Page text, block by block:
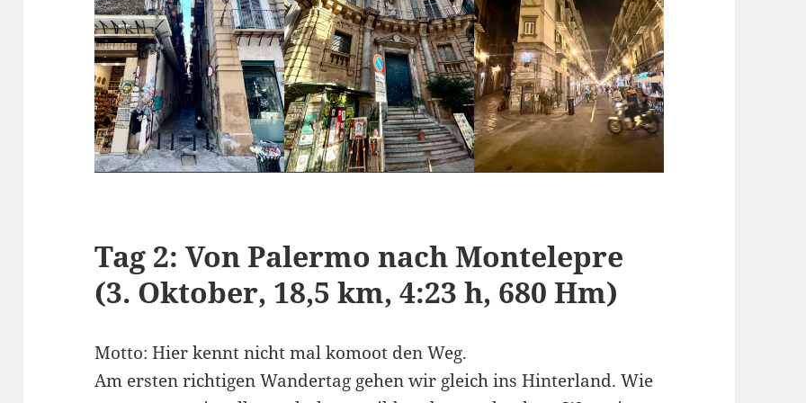
Tag 2: Von Palermo nach Montelepre
(3. Oktober, 18,5 km, 4:23 h, 680 Hm)
Motto: Hier kennt nicht mal komoot den Weg.
Am ersten richtigen Wandertag gehen wir gleich ins Hinterland. Wie